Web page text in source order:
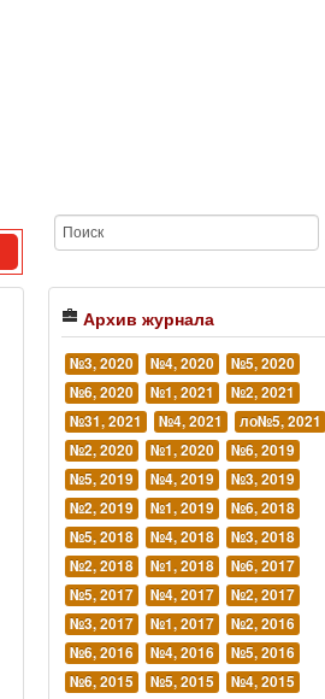
Архив журнала
№3, 2020 №4, 2020
№5, 2020
№6, 2020
№1, 2021
№2, 2021
№31, 2021
№4, 2021
ло№5, 2021
№2, 2020
№1, 2020
№6, 2019
№5, 2019
№4, 2019
№3, 2019
№2, 2019
№1, 2019
№6, 2018
№5, 2018
№4, 2018
№3, 2018
№2, 2018
№1, 2018
№6, 2017
№5, 2017
№4, 2017
№2, 2017
№3, 2017
№1, 2017
№2, 2016
№6, 2016
№4, 2016
№5, 2016
№6, 2015
№5, 2015
№4, 2015